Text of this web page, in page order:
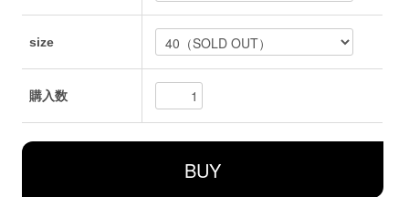
size
購入数